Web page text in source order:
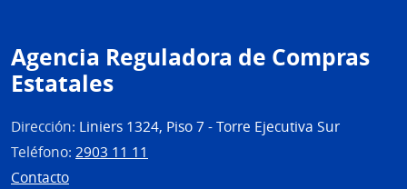
Agencia Reguladora de Compras
Estatales
Dirección: Liniers 1324, Piso 7 - Torre Ejecutiva Sur
Teléfono: 2903 11 11
Contacto